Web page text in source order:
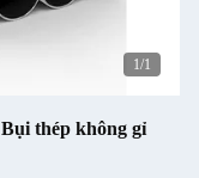
1/1
thép không gỉ